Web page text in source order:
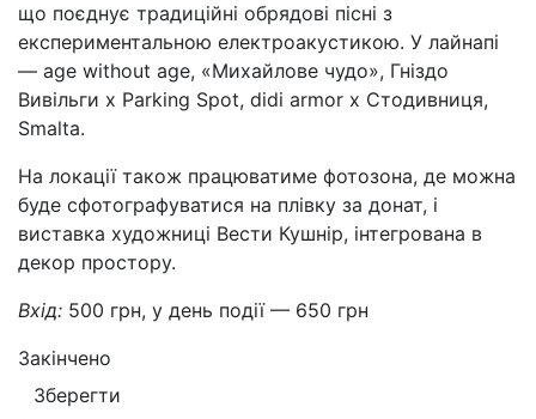
що поєднує традиційні обрядові пісні з
експериментальною електроакустикою. У лайнапі
— age without age, «Михайлове чудо», Гніздо
Вивільги x Parking Spot, didi armor x Стодивниця,
Smalta.
На локації також працюватиме фотозона, де можна
буде сфотографуватися на плівку за донат, і
виставка художниці Вести Кушнір, інтегрована в
декор простору.
Вхід: 500 грн, у день події — 650 грн
Закінчено
Зберегти